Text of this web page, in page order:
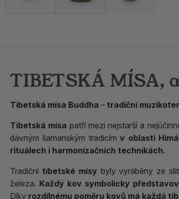
TIBETSKÁ MÍSA,
Tibetská mísa Buddha – tradiční
Tibetská mísa patří mezi nejstarší a
dávným šamanským tradicímv oblasti
rituálech i harmonizačních technikách.
Tradiční tibetské mísy byly vyráběny ze
železa. Každý kov symbolicky
Díky rozdílnému poměru kovů má každá